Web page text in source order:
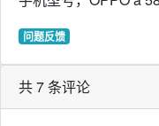
问题反馈
共 7 条评论